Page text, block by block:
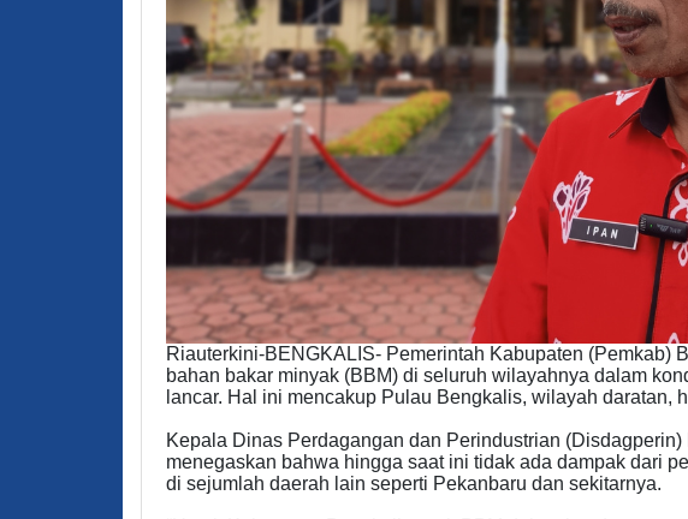
Riauterkini-BENGKALIS- Pemerintah Kabupaten (Pemkab)
bahan bakar minyak (BBM) di seluruh wilayahnya dalam
lancar. Hal ini mencakup Pulau Bengkalis, wilayah daratan,
Kepala Dinas Perdagangan dan Perindustrian
menegaskan bahwa hingga saat ini tidak ada dampak dari
di sejumlah daerah lain seperti Pekanbaru dan sekitarnya.